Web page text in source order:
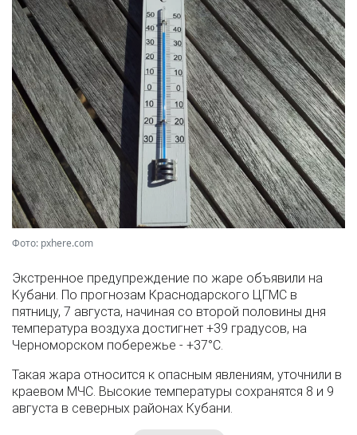
Фото: pxhere.com
Экстренное предупреждение по жаре объявили на
Кубани. По прогнозам Краснодарского ЦГМС в
пятницу, 7 августа, начиная со второй половины дня
температура воздуха достигнет +39 градусов, на
Черноморском побережье - +37°­С.
Такая жара относится к опасным явлениям, уточнили в
краевом МЧС. Высокие температуры сохранятся 8 и 9
августа в северных районах Кубани.